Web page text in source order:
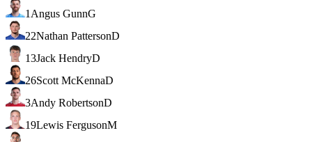
1 Angus GunnG
22Nathan PattersonD
13Jack HendryD
26Scott McKennaD
3Andy RobertsonD
19Lewis FergusonM